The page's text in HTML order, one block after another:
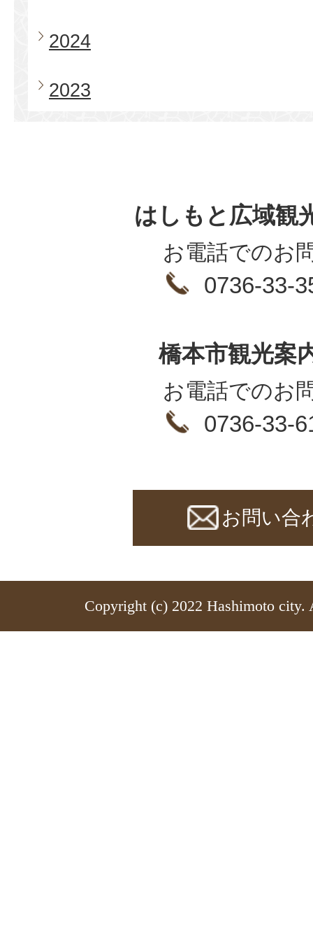
2024
2023
はしもと広域観
お電話でのお
0736-33-
橋本市観光案
お電話でのお
0736-33-
お問い合
Copyright (c) 2022 Hashimoto city.